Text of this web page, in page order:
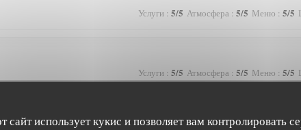
сайт использует кукис и позволяет вам контролировать
Услуги : 5/5 Атмосфера : 5/5 Меню : 5/5
Услуги : 5/5 Атмосфера : 5/5 Меню : 5/5